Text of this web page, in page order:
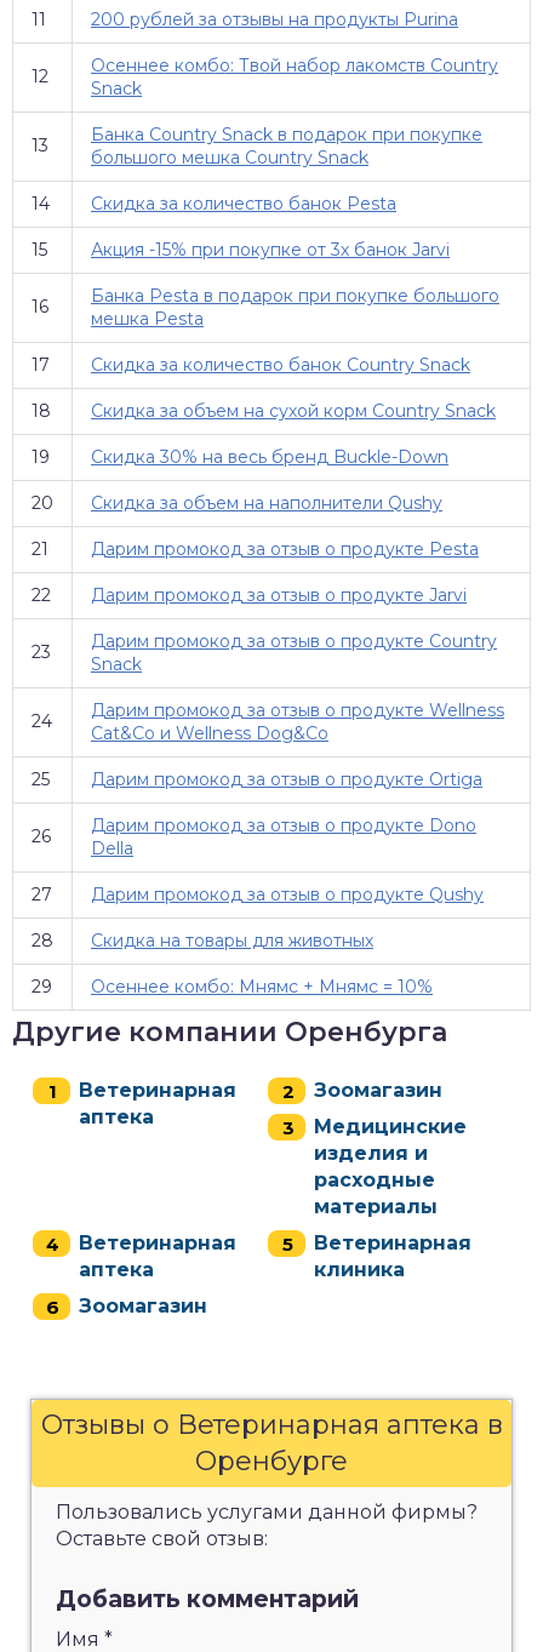
11 200 рублей за отзывы на продукты Purina
12
Осеннее комбо: Твой набор лакомств Country
Snack
13
Банка Country Snack в подарок при покупке
большого мешка Country Snack
14 Скидка за количество банок Pesta
15 Акция -15% при покупке от 3х банок Jarvi
16
Банка Pesta в подарок при покупке большого
мешка Pesta
17 Скидка за количество банок Country Snack
18 Скидка за объем на сухой корм Country Snack
19 Скидка 30% на весь бренд Buckle-Down
20 Скидка за объем на наполнители Qushy
21 Дарим промокод за отзыв о продукте Pesta
22 Дарим промокод за отзыв о продукте Jarvi
23
Дарим промокод за отзыв о продукте Country
Snack
24
Дарим промокод за отзыв о продукте Wellness
Cat&Co и Wellness Dog&Co
25 Дарим промокод за отзыв о продукте Ortiga
26
Дарим промокод за отзыв о продукте Dono
Della
27 Дарим промокод за отзыв о продукте Qushy
28 Скидка на товары для животных
29 Осеннее комбо: Мнямс + Мнямс = 10%
Другие компании Оренбурга
Ветеринарная
аптека
Зоомагазин
Медицинские
изделия и
расходные
материалы
Ветеринарная
аптека
Ветеринарная
клиника
Зоомагазин
Отзывы о Ветеринарная аптека в
Оренбурге
Пользовались услугами данной фирмы?
Оставьте свой отзыв:
Добавить комментарий
Имя *